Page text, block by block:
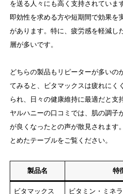
を送る人々にも高く支持されていま
即効性を求める方や短期間で効果を
があります。特に、疲労感を軽減し
層が多いです。
どちらの製品もリピーターが多いの
てみると、ビタマックスは疲れにく
られ、日々の健康維持に最適だと支
ヤルハニーの口コミでは、肌の調子
が良くなったとの声が散見されます
とめたテーブルをご覧ください。
製品名 特
ビタマックス ビタミン・ミネ